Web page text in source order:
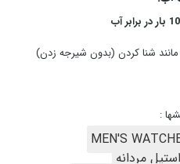
مانند شنا کردن (بدون شیرجه زدن)
:
مردانه